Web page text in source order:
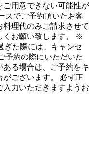
ご用意できない可能性が
スでご予約頂いたお客
理代のみご請求させて
くお願い致します。 ※
ぎた際には、キャンセ
予約の際にいただいた
る場合は、ご予約をキ
がございます。 必ず正
入力いただきますようお